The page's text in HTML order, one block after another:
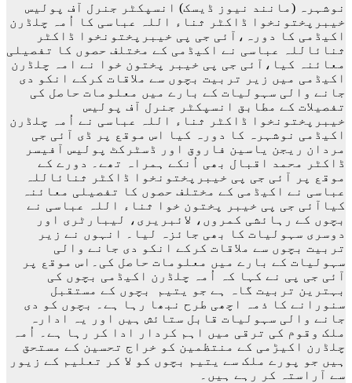
نوشہرہ (مانند نیوز ڈیسک) انسپکٹر جنرل آف پولیس
خیبرپختونخوا ڈاکٹر ثناء اللہ عباسی کا اُمہ چلڈرن
اکیڈمی کا دورہ،آئی جی پی خیبرپختونخوا ڈاکٹر
ثنائاللہ عباسی نے اکیڈمی کے مختلف حصوں کا تفصیلی
معائنہ کیا،آئی جی پی خیبر پختون خوا نے امہ چلڈرن
اکیڈمی میں زیر تربیت بچوں سے ملاقات کرکے انکو دی
جانے والی سہولیات کے بارے میں معلومات حاصل کی
تفصیلات کے مطابق انسپکٹر جنرل آف پولیس
خیبرپختونخوا ڈاکٹر ثناء اللہ عباسی نے اُمہ چلڈرن
اکیڈمی نوشہرہ کا دورہ کیا اس موقع پر ڈی آئی جی
مردان ریجن یاسین فاروق اور ڈسٹرکٹ پولیس آفیسر
ڈاکٹر محمد اقبال بھی اُنکے ہمراہ تھے۔ دورے کے
موقع پر آئی جی پی خیبرپختونخوا ڈاکٹر ثنائاللہ
عباسی نے اکیڈمی کے مختلف حصوں کا تفصیلی معائنہ
کیاآئی جی پی خیبر پختون خوا ثناء اللہ عباسی نے
بچوں کے رہائشی کمروں، لائبریری، لیبارٹری اور
دوسری سہولیات کا بھی جائزہ لیا۔ انہوں نے زیر
تربیت بچوں سے ملاقات کرکے انکو دی جانے والی
سہولیات کے بارے میں معلومات حاصل کی۔اس موقع پر
آئی جی پی نے کہا کہ اُمہ چلڈرن اکیڈمی بچوں کی
بہترین تربیت گاہ ہے جو یتیم بچوں کے مستقبل
سنورانے کا ذمہ اچھی طرح نبھا رہا ہے۔ بچوں کو دی
جانے والی سہولیات قابل ستائش ہیں اور یہ ادارہ
ملک وقوم کی ترقی میں اہم کردار ادا کر رہا ہے۔ اُمہ
چلڈرن اکیڑمی کے منتظمین کو خراج تحسین کے مستحق
ہیں جو پورے ملک سے یتیم بچوں کو لا کر تعلیم کے زیور
سے آراستہ کر رہے ہیں۔